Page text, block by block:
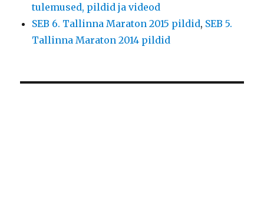
tulemused, pildid ja videod
SEB 6. Tallinna Maraton 2015 pildid, SEB 5.
Tallinna Maraton 2014 pildid